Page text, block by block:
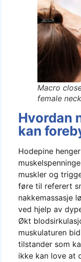
Macro
female
Hvordan
kan
Hodepine
muskler og
føre til referert
nakkemassasje
ved hjelp av
Økt
muskulaturen
tilstander som
ikke kan love at